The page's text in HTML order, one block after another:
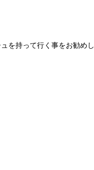
を持って行く事をお勧めし